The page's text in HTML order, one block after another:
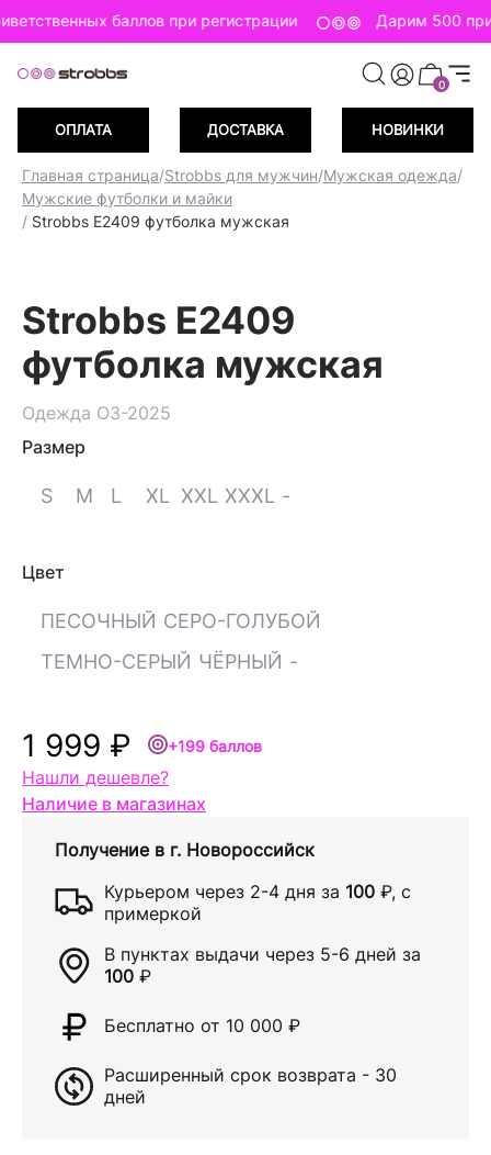
баллов при регистрации Дарим 500
0
ОПЛАТА ДОСТАВКА НОВИНКИ
Главная страница/Strobbs для мужчин/Мужская одежда/
Мужские футболки и майки
/ Strobbs E2409 футболка мужская
Strobbs E2409
футболка мужская
Одежда ОЗ-2025
Размер
S M L XL XXL XXXL -
Цвет
ПЕСОЧНЫЙ СЕРО-ГОЛУБОЙ
ТЕМНО-СЕРЫЙ ЧЁРНЫЙ -
1 999 ₽ +199 баллов
Нашли дешевле?
Наличие в магазинах
Получение в г. Новороссийск
Курьером через 2-4 дня за 100 ₽, с
примеркой
В пунктах выдачи через 5-6 дней за
100 ₽
Бесплатно от 10 000 ₽
Расширенный срок возврата - 30
дней